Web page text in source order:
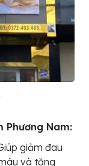
Phương Nam:
giảm đau
và tăng